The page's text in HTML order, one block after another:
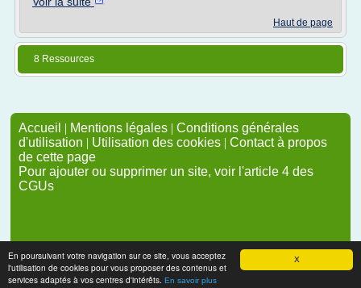
X
En poursuivant votre navigation sur ce site, vous acceptez
l'utilisation de cookies pour vous proposer des contenus et
services adaptés à vos centres d'intérêts. En savoir plus
Haut de page
8 Ressources
Accueil | Mentions légales | Conditions générales
d'utilisation | Utilisation des cookies | Contact à propos
de cette page
Pour ajouter ou supprimer un site, voir l'article 4 des
CGUs